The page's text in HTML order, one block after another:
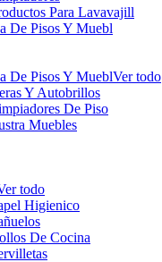
Para Lavavajill
De Pisos Y Muebl
De Pisos Y MueblVer todo
Y Autobrillos
De Piso
Muebles
todo
Higienico
De Cocina